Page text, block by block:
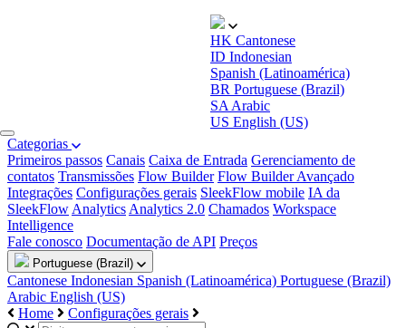
HK Cantonese
ID Indonesian
Spanish (Latinoamérica)
BR Portuguese (Brazil)
SA Arabic
US English (US)
Categorias
Primeiros passos Canais Caixa de Entrada Gerenciamento de
contatos Transmissões Flow Builder Flow Builder Avançado
Integrações Configurações gerais SleekFlow mobile IA da
SleekFlow Analytics Analytics 2.0 Chamados Workspace
Intelligence
Fale conosco Documentação de API Preços
Portuguese (Brazil)
Cantonese Indonesian Spanish (Latinoamérica) Portuguese (Brazil)
Arabic English (US)
Home
Configurações gerais